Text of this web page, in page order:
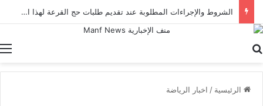
الشروط والإجراءات المطلوبة عند تقديم طلبات حج القرعة لهذا العام
الرئيسية / اخبار الرياضة